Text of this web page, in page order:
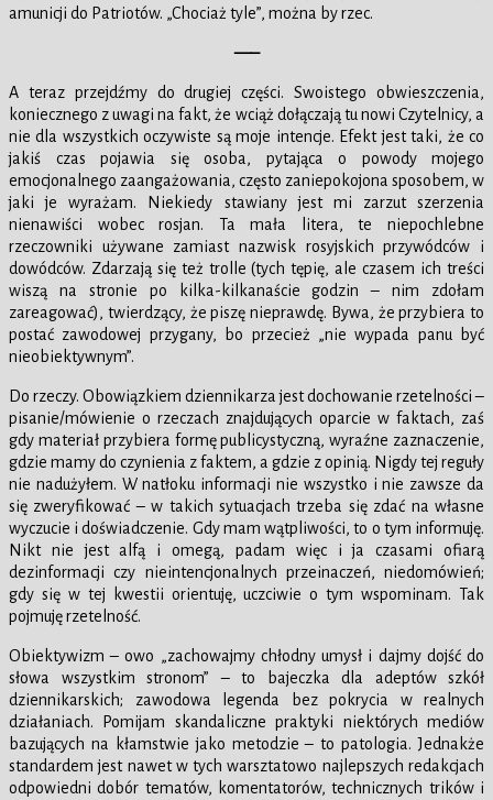
amunicji do Patriotów. „Chociaż tyle”, można by rzec.
—–
A teraz przejdźmy do drugiej części. Swoistego obwieszczenia,
koniecznego z uwagi na fakt, że wciąż dołączają tu nowi Czytelnicy, a
nie dla wszystkich oczywiste są moje intencje. Efekt jest taki, że co
jakiś czas pojawia się osoba, pytająca o powody mojego
emocjonalnego zaangażowania, często zaniepokojona sposobem, w
jaki je wyrażam. Niekiedy stawiany jest mi zarzut szerzenia
nienawiści wobec rosjan. Ta mała litera, te niepochlebne
rzeczowniki używane zamiast nazwisk rosyjskich przywódców i
dowódców. Zdarzają się też trolle (tych tępię, ale czasem ich treści
wiszą na stronie po kilka-kilkanaście godzin – nim zdołam
zareagować), twierdzący, że piszę nieprawdę. Bywa, że przybiera to
postać zawodowej przygany, bo przecież „nie wypada panu być
nieobiektywnym”.
Do rzeczy. Obowiązkiem dziennikarza jest dochowanie rzetelności –
pisanie/mówienie o rzeczach znajdujących oparcie w faktach, zaś
gdy materiał przybiera formę publicystyczną, wyraźne zaznaczenie,
gdzie mamy do czynienia z faktem, a gdzie z opinią. Nigdy tej reguły
nie nadużyłem. W natłoku informacji nie wszystko i nie zawsze da
się zweryfikować – w takich sytuacjach trzeba się zdać na własne
wyczucie i doświadczenie. Gdy mam wątpliwości, to o tym informuję.
Nikt nie jest alfą i omegą, padam więc i ja czasami ofiarą
dezinformacji czy nieintencjonalnych przeinaczeń, niedomówień;
gdy się w tej kwestii orientuję, uczciwie o tym wspominam. Tak
pojmuję rzetelność.
Obiektywizm – owo „zachowajmy chłodny umysł i dajmy dojść do
słowa wszystkim stronom” – to bajeczka dla adeptów szkół
dziennikarskich; zawodowa legenda bez pokrycia w realnych
działaniach. Pomijam skandaliczne praktyki niektórych mediów
bazujących na kłamstwie jako metodzie – to patologia. Jednakże
standardem jest nawet w tych warsztatowo najlepszych redakcjach
odpowiedni dobór tematów, komentatorów, technicznych trików i